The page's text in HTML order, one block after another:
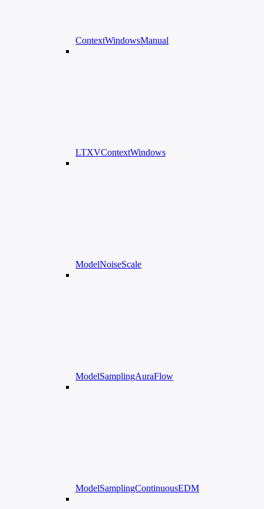
ContextWindowsManual
LTXVContextWindows
ModelNoiseScale
ModelSamplingAuraFlow
ModelSamplingContinuousEDM